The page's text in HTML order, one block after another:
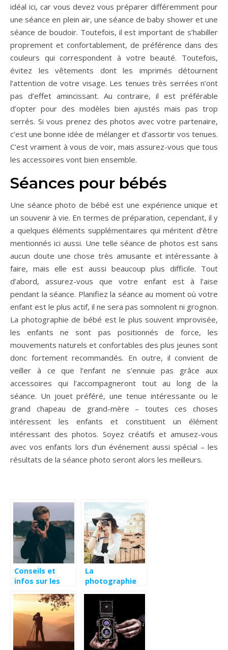
idéal ici, car vous devez vous préparer différemment pour
une séance en plein air, une séance de baby shower et une
séance de boudoir. Toutefois, il est important de s’habiller
proprement et confortablement, de préférence dans des
couleurs qui correspondent à votre beauté. Toutefois,
évitez les vêtements dont les imprimés détournent
l’attention de votre visage. Les tenues très serrées n’ont
pas d’effet amincissant. Au contraire, il est préférable
d’opter pour des modèles bien ajustés mais pas trop
serrés. Si vous prenez des photos avec votre partenaire,
c’est une bonne idée de mélanger et d’assortir vos tenues.
C’est vraiment à vous de voir, mais assurez-vous que tous
les accessoires vont bien ensemble.
Séances pour bébés
Une séance photo de bébé est une expérience unique et
un souvenir à vie. En termes de préparation, cependant, il y
a quelques éléments supplémentaires qui méritent d’être
mentionnés ici aussi. Une telle séance de photos est sans
aucun doute une chose très amusante et intéressante à
faire, mais elle est aussi beaucoup plus difficile. Tout
d’abord, assurez-vous que votre enfant est à l’aise
pendant la séance. Planifiez la séance au moment où votre
enfant est le plus actif, il ne sera pas somnolent ni grognon.
La photographie de bébé est le plus souvent improvisée,
les enfants ne sont pas positionnés de force, les
mouvements naturels et confortables des plus jeunes sont
donc fortement recommandés. En outre, il convient de
veiller à ce que l’enfant ne s’ennuie pas grâce aux
accessoires qui l’accompagneront tout au long de la
séance. Un jouet préféré, une tenue intéressante ou le
grand chapeau de grand-mère – toutes ces choses
intéressent les enfants et constituent un élément
intéressant des photos. Soyez créatifs et amusez-vous
avec vos enfants lors d’un événement aussi spécial – les
résultats de la séance photo seront alors les meilleurs.
Conseils et
infos sur les
numériques
La
photographie
intégralité